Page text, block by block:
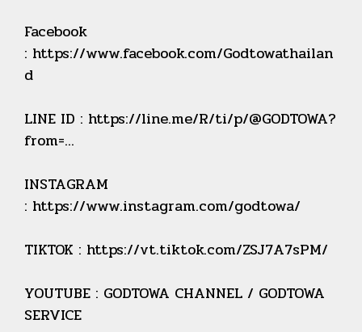
Facebook
: https://www.facebook.com/Godtowathailan
d
LINE ID : https://line.me/R/ti/p/@GODTOWA?
from=...
INSTAGRAM
: https://www.instagram.com/godtowa/
TIKTOK : https://vt.tiktok.com/ZSJ7A7sPM/
YOUTUBE : GODTOWA CHANNEL / GODTOWA
SERVICE